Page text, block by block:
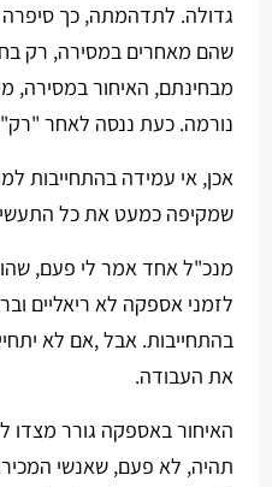
גדולה. לתדהמתה, כך סיפרה
מבחינתם, האיחור במסירה,
נורמה. כעת ננסה לאחר
אכן, אי עמידה בהתחייבות
שמקיפה כמעט את כל
מנכ"ל אחד אמר לי פעם,
לזמני אספקה לא ריאליים
בהתחייבות. אבל ,אם לא
את העבודה.
האיחור באספקה גורר מצדו
תהיה, לא פעם, שאנשי